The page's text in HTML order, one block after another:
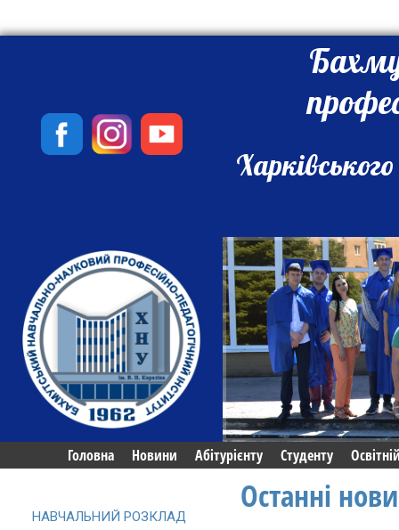
Головна Новини Абітурієнту Студенту
Останні
НАВЧАЛЬНИЙ РОЗКЛАД